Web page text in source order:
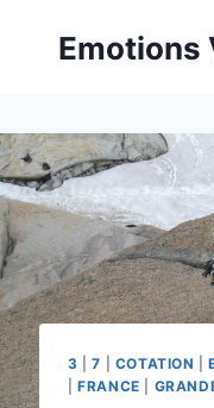
Emotions
3 |7 COTATION |
|FRANCE